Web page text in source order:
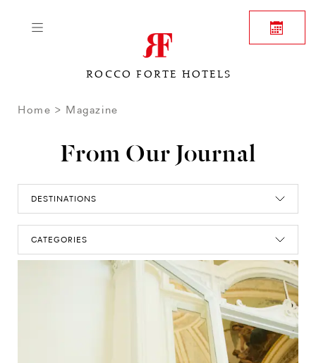
ROCCO FORTE HOTELS
Home Magazine
From Our Journal
DESTINATIONS
CATEGORIES